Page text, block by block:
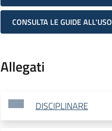
CONSULTA LE GUIDE ALL'USO
Allegati
DISCIPLINARE